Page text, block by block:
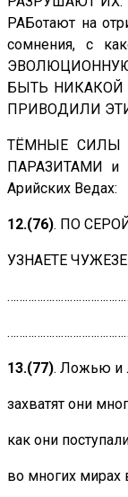
РАБотают на
сомнения, с
БЫТЬ
ПРИВОДИЛИ
ТЁМНЫЕ СИЛЫ
ПАРАЗИТАМИ и
Арийских Ведах:
12.(76). ПО
УЗНАЕТЕ
13.(77). Ложью и
захватят они
как они
во многих мирах